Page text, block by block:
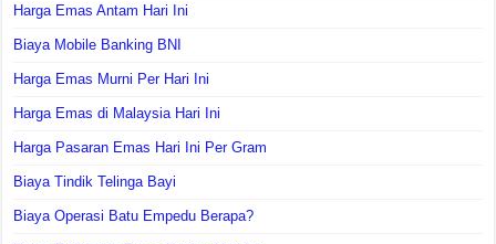
Harga Emas Antam Hari Ini
Biaya Mobile Banking BNI
Harga Emas Murni Per Hari Ini
Harga Emas di Malaysia Hari Ini
Harga Pasaran Emas Hari Ini Per Gram
Biaya Tindik Telinga Bayi
Biaya Operasi Batu Empedu Berapa?